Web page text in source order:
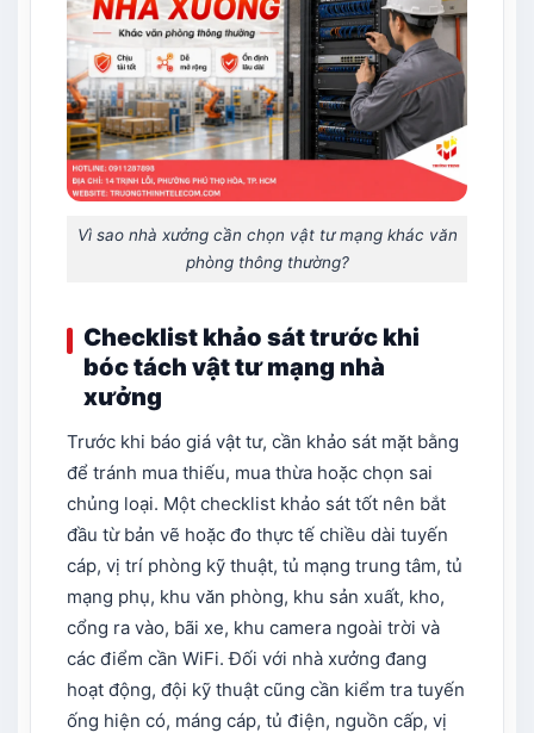
Vì sao nhà xưởng cần chọn vật tư mạng khác văn
phòng thông thường?
Checklist khảo sát trước khi
bóc tách vật tư mạng nhà
xưởng
Trước khi báo giá vật tư, cần khảo sát mặt bằng
để tránh mua thiếu, mua thừa hoặc chọn sai
chủng loại. Một checklist khảo sát tốt nên bắt
đầu từ bản vẽ hoặc đo thực tế chiều dài tuyến
cáp, vị trí phòng kỹ thuật, tủ mạng trung tâm, tủ
mạng phụ, khu văn phòng, khu sản xuất, kho,
cổng ra vào, bãi xe, khu camera ngoài trời và
các điểm cần WiFi. Đối với nhà xưởng đang
hoạt động, đội kỹ thuật cũng cần kiểm tra tuyến
ống hiện có, máng cáp, tủ điện, nguồn cấp, vị